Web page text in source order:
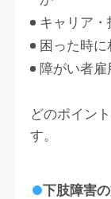
キャリア
困った時
障がい者
どのポイン
す。
下肢障害